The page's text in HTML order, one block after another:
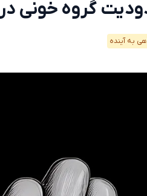
گروه خونی در
به آینده